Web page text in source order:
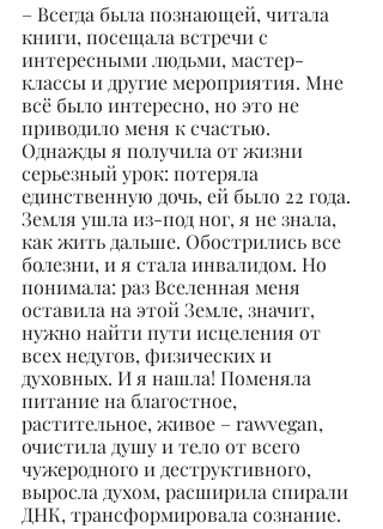
– Всегда была познающей, читала
книги, посещала встречи с
интересными людьми, мастер-
классы и другие мероприятия. Мне
всё было интересно, но это не
приводило меня к счастью.
Однажды я получила от жизни
серьезный урок: потеряла
единственную дочь, ей было 22 года.
Земля ушла из-под ног, я не знала,
как жить дальше. Обострились все
болезни, и я стала инвалидом. Но
понимала: раз Вселенная меня
оставила на этой Земле, значит,
нужно найти пути исцеления от
всех недугов, физических и
духовных. И я нашла! Поменяла
питание на благостное,
растительное, живое – rawvegan,
очистила душу и тело от всего
чужеродного и деструктивного,
выросла духом, расширила спирали
ДНК, трансформировала сознание.